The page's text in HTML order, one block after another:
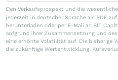
Den Verkaufsprospekt und die
jederzeit in deutscher Sprache als PDF auf
herunterladen oder per E-Mail an BIT
aufgrund ihrer Zusammensetzung und
eine erhöhte Volatilität auf. Die bisherige
die zukünftige Wertentwicklung.